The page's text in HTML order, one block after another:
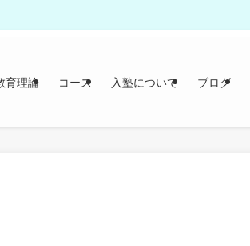
育理論 コース 入塾について ブログ